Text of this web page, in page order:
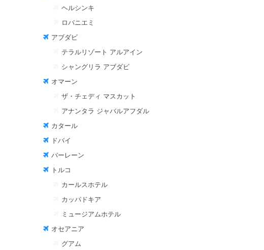
ヘルシンキ
ロバニエミ
アブダビ
テラルリゾート アルアイン
シャングリラ アブダビ
オマーン
ザ・チェディ マスカット
アナンタラ ジャバルアフダル
カタール
ドバイ
バーレーン
トルコ
カールスホテル
カッパドキア
ミュージアムホテル
オセアニア
グアム